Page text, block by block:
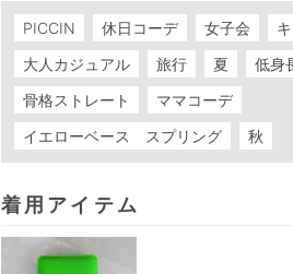
PICCIN 休日コーデ 女子会
大人カジュアル
旅行 夏
低身
骨格ストレート
ママコーデ
イエローベース スプリング
秋
着用アイテム